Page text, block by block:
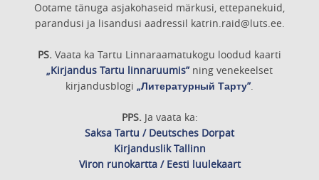
Ootame tänuga asjakohaseid märkusi, ettepanekuid,
parandusi ja lisandusi aadressil katrin.raid@luts.ee.
PS. Vaata ka Tartu Linnaraamatukogu loodud kaarti
„Kirjandus Tartu linnaruumis”ning venekeelset
kirjandusblogi „Литературный Тарту”.
PPS. Ja vaata ka:
Saksa Tartu / Deutsches Dorpat
Kirjanduslik Tallinn
Viron runokartta / Eesti luulekaart